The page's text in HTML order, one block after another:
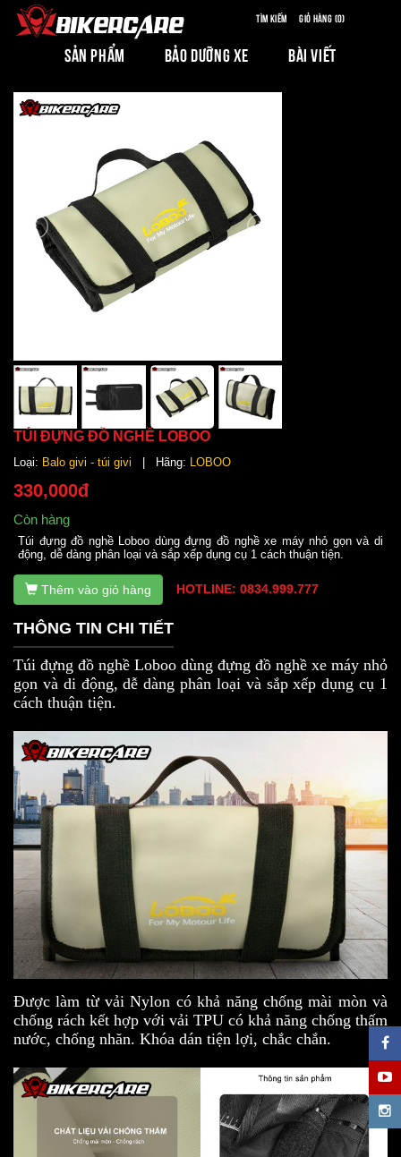
Tìm kiếm Giỏ hàng (0)
SẢN PHẨM BẢO DƯỠNG XE BÀI VIẾT
TÚI ĐỰNG ĐỒ NGHỀ LOBOO
Loại: Balo givi - túi givi | Hãng: LOBOO
330,000đ
Còn hàng
Túi đựng đồ nghề Loboo dùng đựng đồ nghề xe máy nhỏ gọn và di
động, dễ dàng phân loại và sắp xếp dụng cụ 1 cách thuận tiện.
Thêm vào giỏ hàng HOTLINE: 0834.999.777
THÔNG TIN CHI TIẾT
Túi đựng đồ nghề Loboo dùng đựng đồ nghề xe máy nhỏ
gọn và di động, dễ dàng phân loại và sắp xếp dụng cụ 1
cách thuận tiện.
Được làm từ vải Nylon có khả năng chống mài mòn và
chống rách kết hợp với vải TPU có khả năng chống thấm
nước, chống nhăn. Khóa dán tiện lợi, chắc chắn.